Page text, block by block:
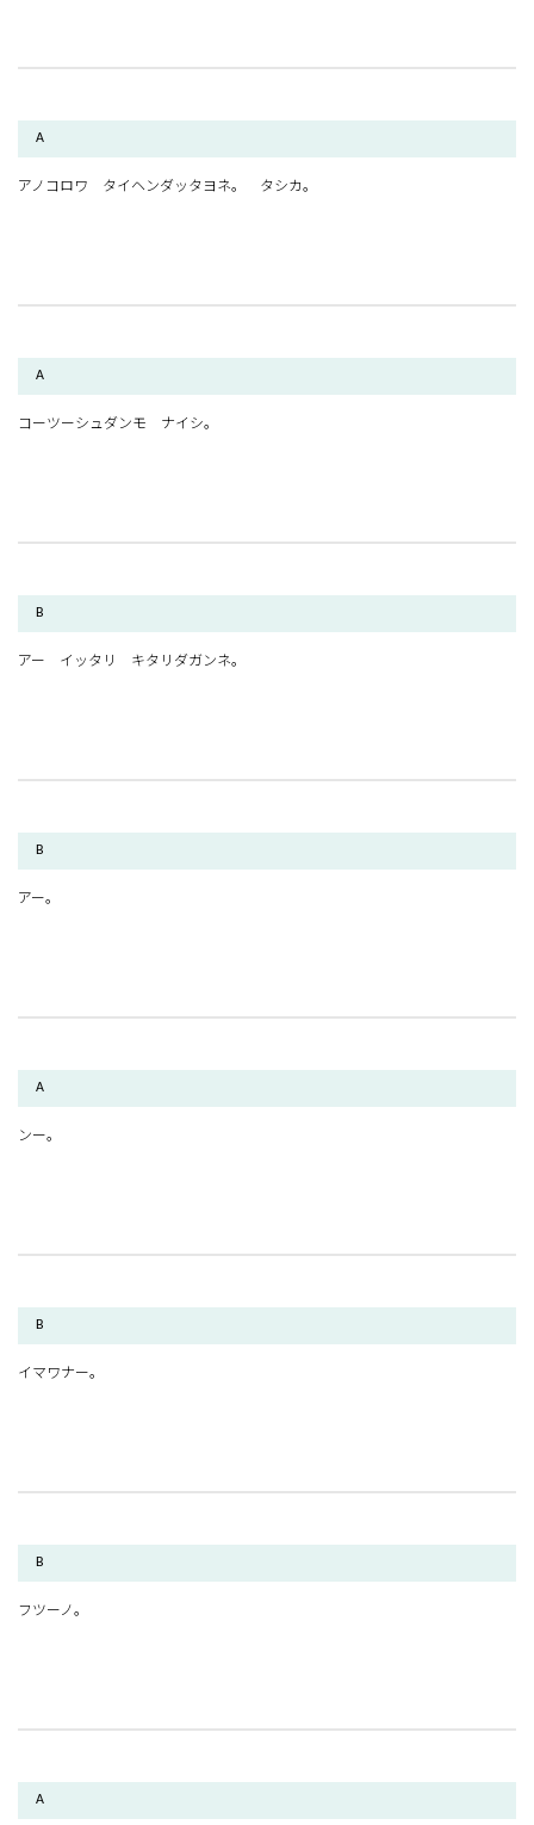
A
アノコロワ タイヘンダッタヨネ。 タシカ。
A
コーツーシュダンモ ナイシ。
B
アー イッタリ キタリダガンネ。
B
アー。
A
ンー。
B
イマワナー。
B
フツーノ。
A